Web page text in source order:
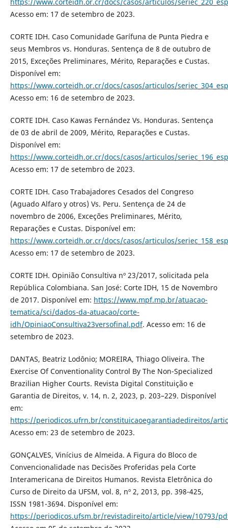
Acesso em: 17 de setembro de 2023.
CORTE IDH. Caso Comunidade Garífuna de Punta Piedra e
seus Membros vs. Honduras. Sentença de 8 de outubro de
2015, Exceções Preliminares, Mérito, Reparações e Custas.
Disponível em:
https://www.corteidh.or.cr/docs/casos/articulos/
Acesso em: 16 de setembro de 2023.
CORTE IDH. Caso Kawas Fernández Vs. Honduras. Sentença
de 03 de abril de 2009, Mérito, Reparações e Custas.
Disponível em:
https://www.corteidh.or.cr/docs/casos/articulos/
Acesso em: 17 de setembro de 2023.
CORTE IDH. Caso Trabajadores Cesados del Congreso
(Aguado Alfaro y otros) Vs. Peru. Sentença de 24 de
novembro de 2006, Exceções Preliminares, Mérito,
Reparações e Custas. Disponível em:
https://www.corteidh.or.cr/docs/casos/articulos/
Acesso em: 17 de setembro de 2023.
CORTE IDH. Opinião Consultiva nº 23/2017, solicitada pela
República Colombiana. San José: Corte IDH, 15 de Novembro
de 2017. Disponível em: https://www.mpf.mp.br/atuacao-
tematica/sci/dados-da-atuacao/corte-
idh/OpiniaoConsultiva23versofinal.pdf. Acesso em: 16 de
setembro de 2023.
DANTAS, Beatriz Lodônio; MOREIRA, Thiago Oliveira. The
Exercise Of Conventionality Control By The Non-Specialized
Brazilian Higher Courts. Revista Digital Constituição e
Garantia de Direitos, v. 14, n. 2, 2023, p. 203–229. Disponível
em:
https://periodicos.ufrn.br/constituicaoegarantiadedireitos/
Acesso em: 23 de setembro de 2023.
GONÇALVES, Vinícius de Almeida. A Figura do Bloco de
Convencionalidade nas Decisões Proferidas pela Corte
Interamericana de Direitos Humanos. Revista Eletrônica do
Curso de Direito da UFSM, vol. 8, nº 2, 2013, pp. 398-425,
ISSN 1981-3694. Disponível em:
https://periodicos.ufsm.br/revistadireito/article/view/10793/